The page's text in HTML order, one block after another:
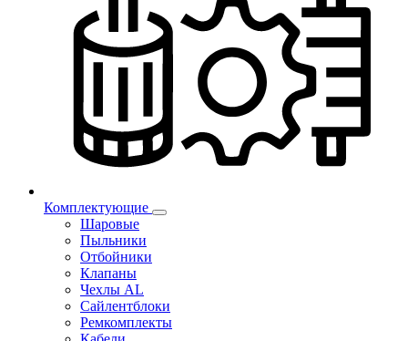
Комплектующие
Шаровые
Пыльники
Отбойники
Клапаны
Чехлы AL
Сайлентблоки
Ремкомплекты